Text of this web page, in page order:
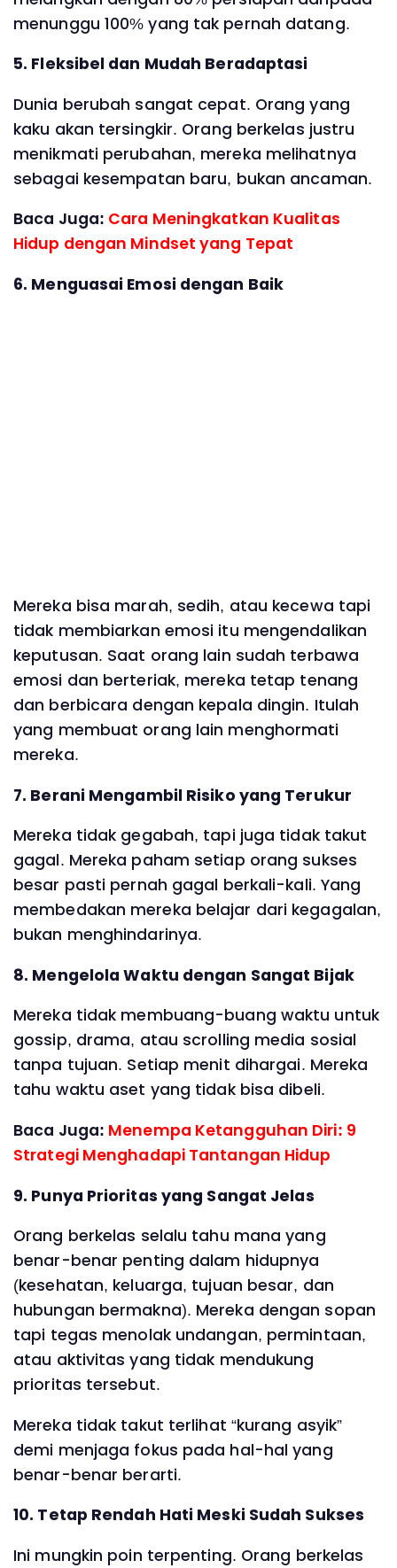
menunggu 100% yang tak pernah datang.
5. Fleksibel dan Mudah Beradaptasi
Dunia berubah sangat cepat. Orang yang
kaku akan tersingkir. Orang berkelas justru
menikmati perubahan, mereka melihatnya
sebagai kesempatan baru, bukan ancaman.
Baca Juga: Cara Meningkatkan Kualitas
Hidup dengan Mindset yang Tepat
6. Menguasai Emosi dengan Baik
Mereka bisa marah, sedih, atau kecewa tapi
tidak membiarkan emosi itu mengendalikan
keputusan. Saat orang lain sudah terbawa
emosi dan berteriak, mereka tetap tenang
dan berbicara dengan kepala dingin. Itulah
yang membuat orang lain menghormati
mereka.
7. Berani Mengambil Risiko yang Terukur
Mereka tidak gegabah, tapi juga tidak takut
gagal. Mereka paham setiap orang sukses
besar pasti pernah gagal berkali-kali. Yang
membedakan mereka belajar dari kegagalan,
bukan menghindarinya.
8. Mengelola Waktu dengan Sangat Bijak
Mereka tidak membuang-buang waktu untuk
gossip, drama, atau scrolling media sosial
tanpa tujuan. Setiap menit dihargai. Mereka
tahu waktu aset yang tidak bisa dibeli.
Baca Juga: Menempa Ketangguhan Diri: 9
Strategi Menghadapi Tantangan Hidup
9. Punya Prioritas yang Sangat Jelas
Orang berkelas selalu tahu mana yang
benar-benar penting dalam hidupnya
(kesehatan, keluarga, tujuan besar, dan
hubungan bermakna). Mereka dengan sopan
tapi tegas menolak undangan, permintaan,
atau aktivitas yang tidak mendukung
prioritas tersebut.
Mereka tidak takut terlihat “kurang asyik”
demi menjaga fokus pada hal-hal yang
benar-benar berarti.
10. Tetap Rendah Hati Meski Sudah Sukses
Ini mungkin poin terpenting. Orang berkelas